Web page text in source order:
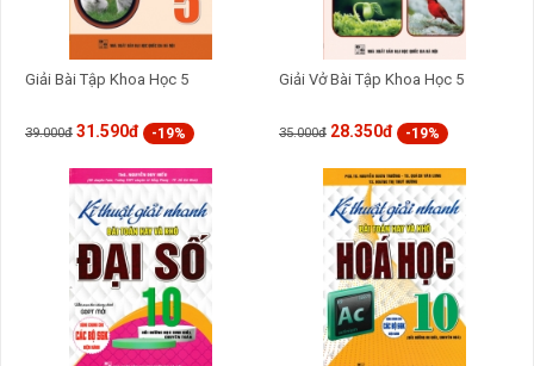
Giải Bài Tập Khoa Học 5
39.000đ 31.590đ -19%
Giải Vở Bài Tập Khoa Học 5
35.000đ 28.350đ -19%